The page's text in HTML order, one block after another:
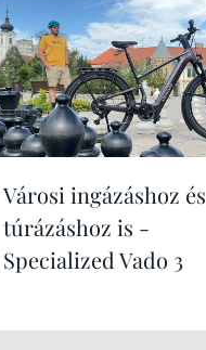
Városi ingázáshoz és
túrázáshoz is -
Specialized Vado 3